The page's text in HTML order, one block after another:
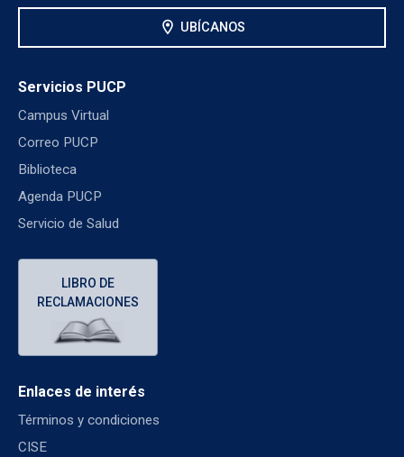
location_on UBÍCANOS
Servicios PUCP
Campus Virtual
Correo PUCP
Biblioteca
Agenda PUCP
Servicio de Salud
LIBRO DE
RECLAMACIONES
Enlaces de interés
Términos y condiciones
CISE